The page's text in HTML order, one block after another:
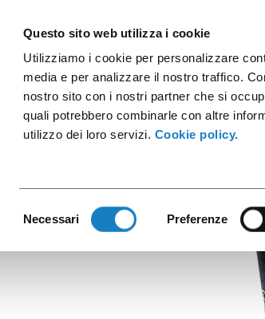
Questo sito web utilizza i cookie
Utilizziamo i cookie per personalizzare
media e per analizzare il nostro traffico.
nostro sito con i nostri partner che si
quali potrebbero combinarle con altre
utilizzo dei loro servizi. Cookie policy.
Necessari Preferenze
Vending e OCS Capsule caffè
B.16-